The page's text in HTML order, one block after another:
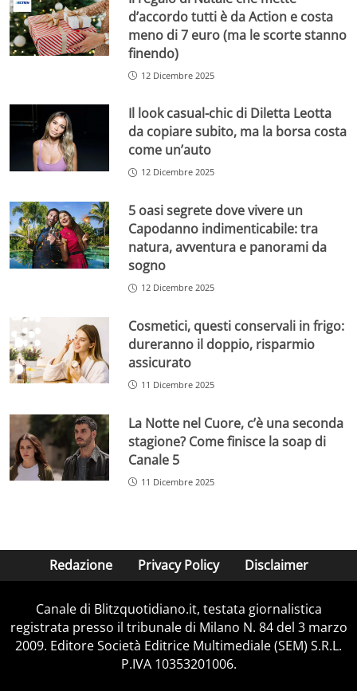
d’accordo tutti è da Action e costa
meno di 7 euro (ma le scorte stanno
finendo)
12 Dicembre 2025
Il look casual-chic di Diletta Leotta
da copiare subito, ma la borsa costa
come un’auto
12 Dicembre 2025
5 oasi segrete dove vivere un
Capodanno indimenticabile: tra
natura, avventura e panorami da
sogno
12 Dicembre 2025
Cosmetici, questi conservali in frigo:
dureranno il doppio, risparmio
assicurato
11 Dicembre 2025
La Notte nel Cuore, c’è una seconda
stagione? Come finisce la soap di
Canale 5
11 Dicembre 2025
Redazione Privacy Policy Disclaimer
Canale di Blitzquotidiano.it, testata giornalistica
registrata presso il tribunale di Milano N. 84 del 3 marzo
2009. Editore Società Editrice Multimediale (SEM) S.R.L.
P.IVA 10353201006.